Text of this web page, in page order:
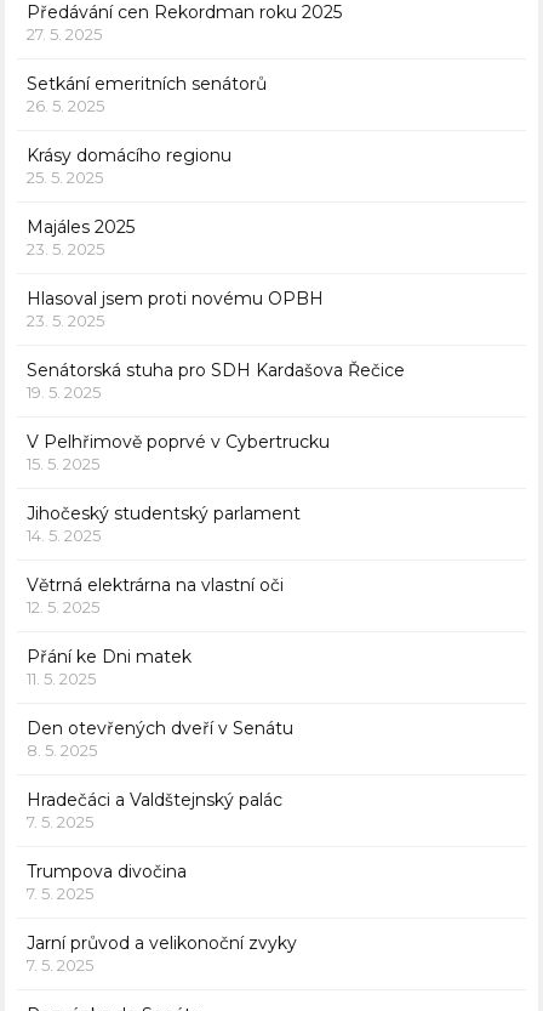
Předávání cen Rekordman roku 2025
27. 5. 2025
Setkání emeritních senátorů
26. 5. 2025
Krásy domácího regionu
25. 5. 2025
Majáles 2025
23. 5. 2025
Hlasoval jsem proti novému OPBH
23. 5. 2025
Senátorská stuha pro SDH Kardašova Řečice
19. 5. 2025
V Pelhřimově poprvé v Cybertrucku
15. 5. 2025
Jihočeský studentský parlament
14. 5. 2025
Větrná elektrárna na vlastní oči
12. 5. 2025
Přání ke Dni matek
11. 5. 2025
Den otevřených dveří v Senátu
8. 5. 2025
Hradečáci a Valdštejnský palác
7. 5. 2025
Trumpova divočina
7. 5. 2025
Jarní průvod a velikonoční zvyky
7. 5. 2025